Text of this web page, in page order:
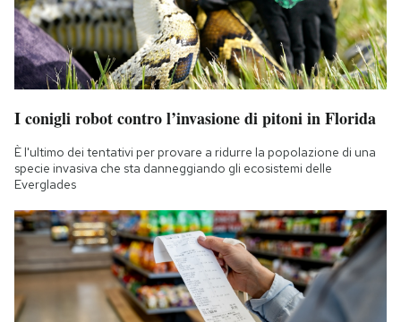
I conigli robot contro l’invasione di pitoni in Florida
È l'ultimo dei tentativi per provare a ridurre la popolazione di una
specie invasiva che sta danneggiando gli ecosistemi delle
Everglades